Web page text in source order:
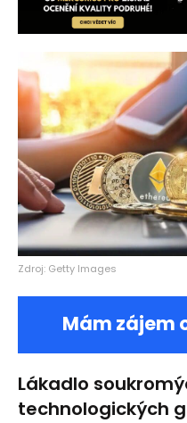
Zdroj: Getty Images
Mám zájem
Lákadlo
technologických